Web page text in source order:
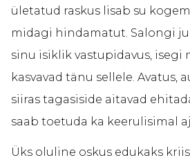
ületatud raskus lisab su
midagi hindamatut. Salongi
sinu isiklik vastupidavus, isegi
kasvavad tänu sellele. Avatus,
siiras tagasiside aitavad
saab toetuda ka keerulisimal
Üks oluline oskus edukaks